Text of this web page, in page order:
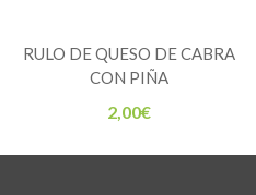
RULO DE QUESO DE CABRA
CON PIÑA
2,00€